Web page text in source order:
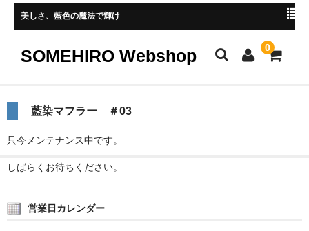
美しさ、藍色の魔法で輝け
SOMEHIRO Webshop 0
レディース
藍染マフラー ＃03
只今メンテナンス中です。
しばらくお待ちください。
営業日カレンダー